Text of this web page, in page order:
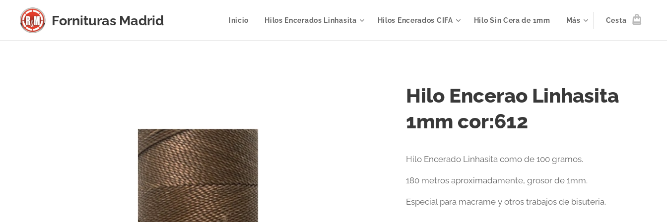
Fornituras Madrid Inicio Hilos Encerados Linhasita Hilos Encerados CIFA Hilo Sin Cera de 1mm Más Cesta
Hilo Encerao Linhasita
1mm cor:612
Hilo Encerado Linhasita como de 100 gramos.
180 metros aproximadamente, grosor de 1mm.
Especial para macrame y otros trabajos de bisuteria.